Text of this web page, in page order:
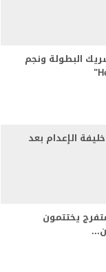
البطولة ونجم
الإعدام بعد
ألف متفرج يختتمون